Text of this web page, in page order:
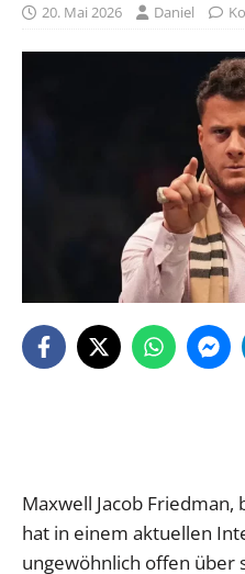
20. Mai 2026 Daniel
Maxwell Jacob Friedman,
hat in einem aktuellen
ungewöhnlich offen über